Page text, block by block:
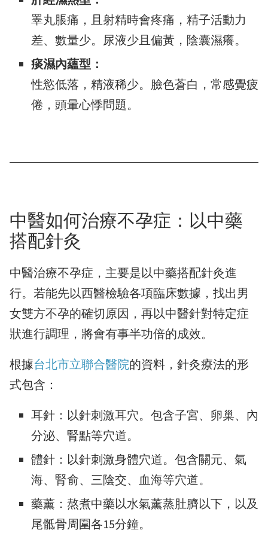
睪丸脹痛，且射精時會疼痛，精子活動力
差、數量少。尿液少且偏黃，陰囊濕癢。
痰濕內蘊型：
性慾低落，精液稀少。臉色蒼白，常感覺疲
倦，頭暈心悸問題。
中醫如何治療不孕症：以中藥
搭配針灸
中醫治療不孕症，主要是以中藥搭配針灸進
行。若能先以西醫檢驗各項臨床數據，找出男
女雙方不孕的確切原因，再以中醫針對特定症
狀進行調理，將會有事半功倍的成效。
根據台北市立聯合醫院的資料，針灸療法的形
式包含：
耳針：以針刺激耳穴。包含子宮、卵巢、內
分泌、腎點等穴道。
體針：以針刺激身體穴道。包含關元、氣
海、腎俞、三陰交、血海等穴道。
藥薰：熬煮中藥以水氣薰蒸肚臍以下，以及
尾骶骨周圍各15分鐘。